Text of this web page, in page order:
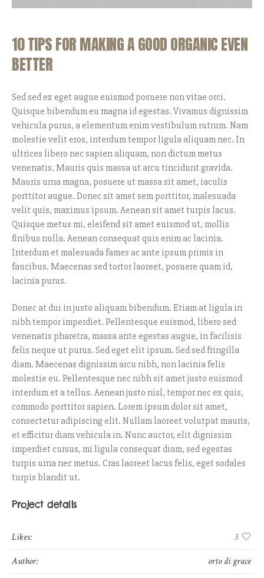
10 TIPS FOR MAKING A GOOD ORGANIC EVEN
BETTER
Sed sed ex eget augue euismod posuere non vitae orci.
Quisque bibendum eu magna id egestas. Vivamus dignissim
vehicula purus, a elementum enim vestibulum rutrum. Nam
molestie velit eros, interdum tempor ligula aliquam nec. In
ultrices libero nec sapien aliquam, non dictum metus
venenatis. Mauris quis massa ut arcu tincidunt gravida.
Mauris urna magna, posuere ut massa sit amet, iaculis
porttitor augue. Donec sit amet sem porttitor, malesuada
velit quis, maximus ipsum. Aenean sit amet turpis lacus.
Quisque metus mi, eleifend sit amet euismod ut, mollis
finibus nulla. Aenean consequat quis enim ac lacinia.
Interdum et malesuada fames ac ante ipsum primis in
faucibus. Maecenas sed tortor laoreet, posuere quam id,
lacinia purus.
Donec at dui in justo aliquam bibendum. Etiam at ligula in
nibh tempor imperdiet. Pellentesque euismod, libero sed
venenatis pharetra, massa ante egestas augue, in facilisis
felis neque ut purus. Sed eget elit ipsum. Sed sed fringilla
diam. Maecenas dignissim arcu nibh, non lacinia felis
molestie eu. Pellentesque nec nibh sit amet justo euismod
interdum et a tellus. Aenean justo nisl, tempor nec ex quis,
commodo porttitor sapien. Lorem ipsum dolor sit amet,
consectetur adipiscing elit. Nullam laoreet volutpat mauris,
et efficitur diam vehicula in. Nunc auctor, elit dignissim
imperdiet cursus, mi ligula consequat diam, sed egestas
turpis urna nec metus. Cras laoreet lacus felis, eget sodales
turpis blandit ut.
Project details
Likes:
3
Author:
orto di grace